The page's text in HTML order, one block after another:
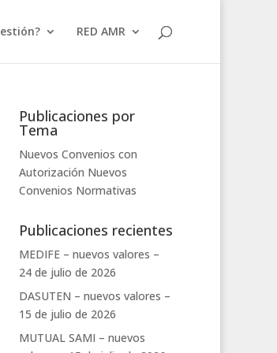
RED AMR
Publicaciones por
Tema
Nuevos Convenios con
Autorización Nuevos
Convenios Normativas
Publicaciones recientes
MEDIFE – nuevos valores –
24 de julio de 2026
DASUTEN – nuevos valores –
15 de julio de 2026
MUTUAL SAMI – nuevos